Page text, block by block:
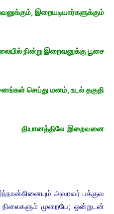
இறையடியார்களுக்கும்
நின்று இறைவனுக்கு பூசை
மனம், உடல் தகுதி
இறைவனை
அவரவர் பக்குவ
முறையே; ஒன்றுடன்